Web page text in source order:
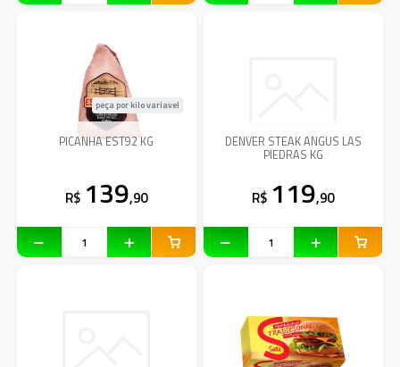
PICANHA EST92 KG
peça por kilo variavel
R$ 139,90
DENVER STEAK ANGUS LAS
PIEDRAS KG
R$ 119,90